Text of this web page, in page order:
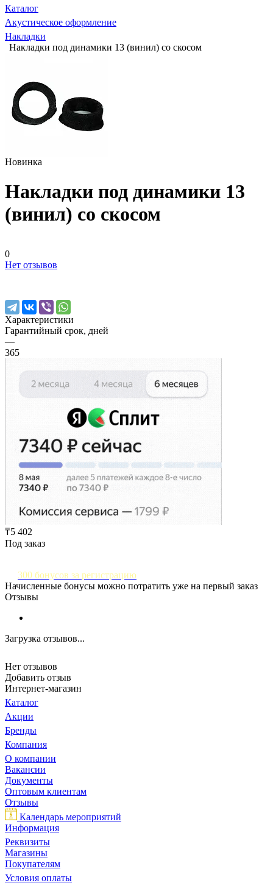
Каталог
Акустическое оформление
Накладки
Накладки под динамики 13 (винил) со скосом
Новинка
Накладки под динамики 13
(винил) со скосом
0
Нет отзывов
Характеристики
Гарантийный срок, дней
—
365
₸5 402
Под заказ
300 бонусов за регистрацию
Начисленные бонусы можно потратить уже на первый заказ
Отзывы
Загрузка отзывов...
Нет отзывов
Добавить отзыв
Интернет-магазин
Каталог
Акции
Бренды
Компания
О компании
Вакансии
Документы
Оптовым клиентам
Отзывы
Календарь мероприятий
Информация
Реквизиты
Магазины
Покупателям
Условия оплаты